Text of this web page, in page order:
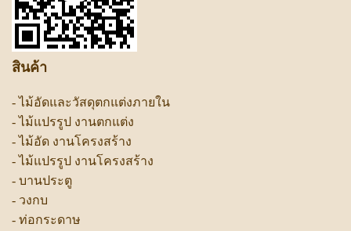
สินค้า
-ไม้อัดและวัสดุตกแต่งภายใน
-ไม้แปรรูป งานตกแต่ง
-ไม้อัด งานโครงสร้าง
-ไม้แปรรูป งานโครงสร้าง
- บานประตู
- วงกบ
- ท่อกระดาษ